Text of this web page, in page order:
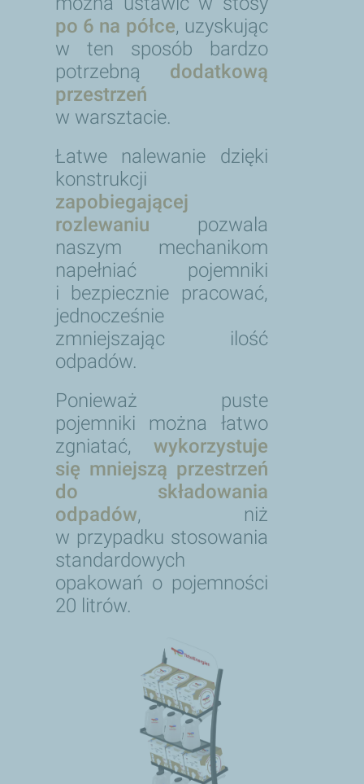
po 6 na półce, uzyskując
w ten sposób bardzo
potrzebną dodatkową
przestrzeń
w warsztacie.
Łatwe nalewanie dzięki
konstrukcji
zapobiegającej
rozlewaniu pozwala
naszym mechanikom
napełniać pojemniki
i bezpiecznie pracować,
jednocześnie
zmniejszając ilość
odpadów.
Ponieważ puste
pojemniki można łatwo
zgniatać, wykorzystuje
się mniejszą przestrzeń
do składowania
odpadów, niż
w przypadku stosowania
standardowych
opakowań o pojemności
20 litrów.